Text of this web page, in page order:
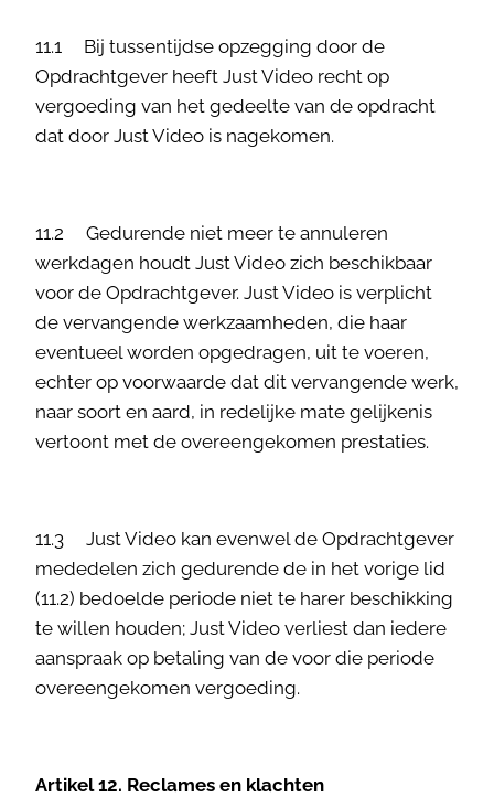
11.1 Bij tussentijdse opzegging door de
Opdrachtgever heeft Just Video recht op
vergoeding van het gedeelte van de opdracht
dat door Just Video is nagekomen.
11.2 Gedurende niet meer te annuleren
werkdagen houdt Just Video zich beschikbaar
voor de Opdrachtgever. Just Video is verplicht
de vervangende werkzaamheden, die haar
eventueel worden opgedragen, uit te voeren,
echter op voorwaarde dat dit vervangende werk,
naar soort en aard, in redelijke mate gelijkenis
vertoont met de overeengekomen prestaties.
11.3 Just Video kan evenwel de Opdrachtgever
mededelen zich gedurende de in het vorige lid
(11.2) bedoelde periode niet te harer beschikking
te willen houden; Just Video verliest dan iedere
aanspraak op betaling van de voor die periode
overeengekomen vergoeding.
Artikel 12. Reclames en klachten